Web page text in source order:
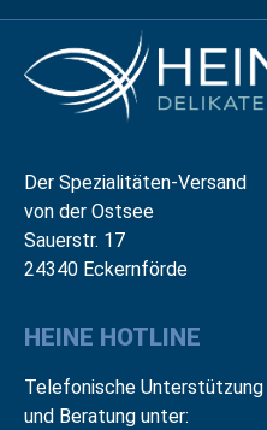
Der Spezialitäten-Versand
von der Ostsee
Sauerstr. 17
24340 Eckernförde
HEINE HOTLINE
Telefonische Unterstützung
und Beratung unter: